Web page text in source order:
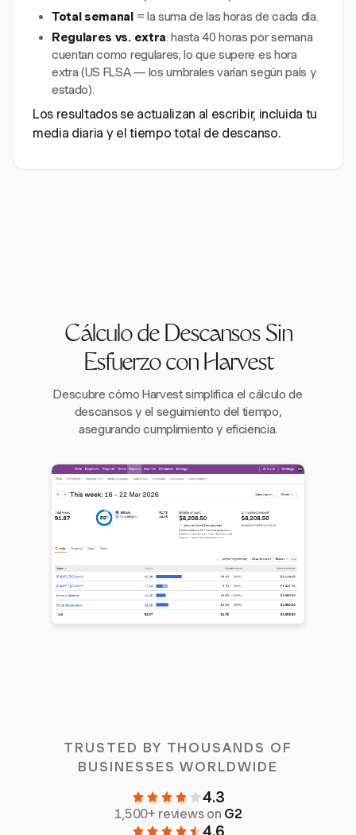
Total semanal= la suma de las horas de cada día.
Regulares vs. extra: hasta 40 horas por semana
cuentan como regulares; lo que supere es hora
extra (US FLSA — los umbrales varían según país y
estado).
Los resultados se actualizan al escribir, incluida tu
media diaria y el tiempo total de descanso.
Cálculo de Descansos Sin
Esfuerzo con Harvest
Descubre cómo Harvest simplifica el cálculo de
descansos y el seguimiento del tiempo,
asegurando cumplimiento y eficiencia.
TRUSTED BY THOUSANDS OF
BUSINESSES WORLDWIDE
4.3
1,500+ reviews on G2